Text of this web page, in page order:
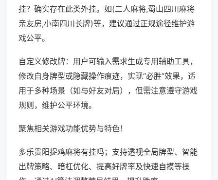
挂？确实存在此类外挂。如(二人麻将,蜀山四川麻将
亲友房,小南四川长牌)等，建议通过正规途径维护游
戏公平。
自定义修改牌：用户可输入需求生成专用辅助工具，
修改自身牌型或隐藏操作痕迹，实现“必胜”效果，适
用于多种场景（如与好友对局），但需注意遵守游戏
规则，维护公平环境。
聚焦相关游戏功能优势与特色！
多乐贵阳捉鸡麻将有挂吗；支持透视全局牌型、智能
出牌策略、暗杠优化、提高好牌率及快速自摸等操